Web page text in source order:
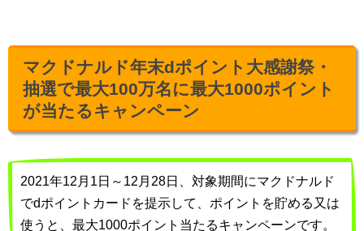
マクドナルド年末dポイント大感謝祭・
抽選で最大100万名に最大1000ポイント
が当たるキャンペーン
2021年12月1日～12月28日、対象期間にマクドナルド
でdポイントカードを提示して、ポイントを貯める又は
使うと、最大1000ポイント当たるキャンペーンです。